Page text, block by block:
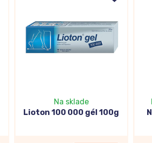
Na sklade
Lioton 100 000 gél 100g